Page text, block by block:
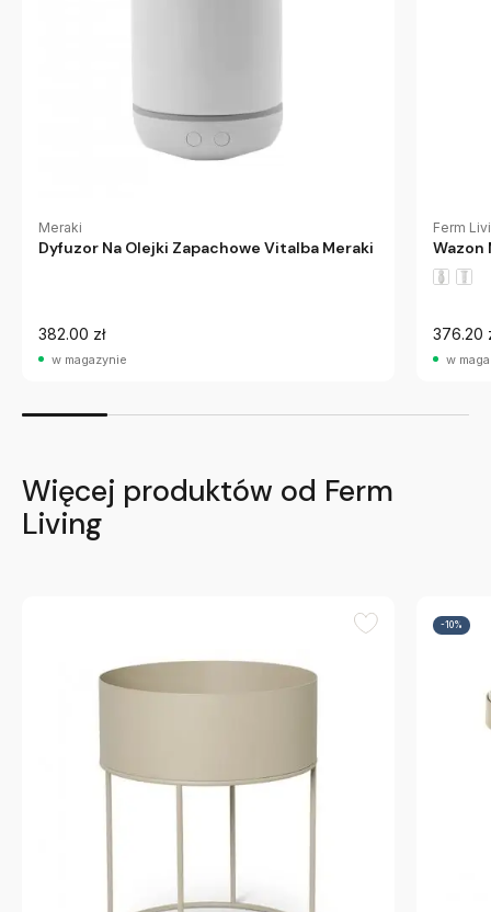
Meraki
Dyfuzor Na Olejki Zapachowe Vitalba Meraki
382.00 zł
w magazynie
Ferm
Wazon
376.20
w
Więcej produktów od Ferm
Living
-10%